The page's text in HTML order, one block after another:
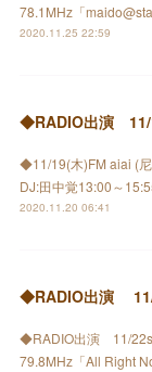
78.1MHz「
2020.11.25 22:59
◆11/19(木)FM aiai (尼
DJ:田中覚13:00～
2020.11.20 06:41
◆RADIO出演 11/
79.8MHz「All Right